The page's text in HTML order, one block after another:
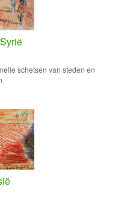
schetsen van steden en